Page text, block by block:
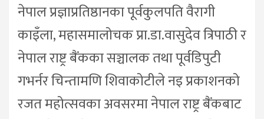
नेपाल प्रज्ञाप्रतिष्ठानका पूर्वकुलपति वैरागी
काइँला, महासमालोचक प्रा.डा.वासुदेव त्रिपाठी र
नेपाल राष्ट्र बैंकका सञ्चालक तथा पूर्वडिपुटी
गभर्नर चिन्तामणि शिवाकोटीले नइ प्रकाशनको
रजत महोत्सवका अवसरमा नेपाल राष्ट्र बैंकबाट